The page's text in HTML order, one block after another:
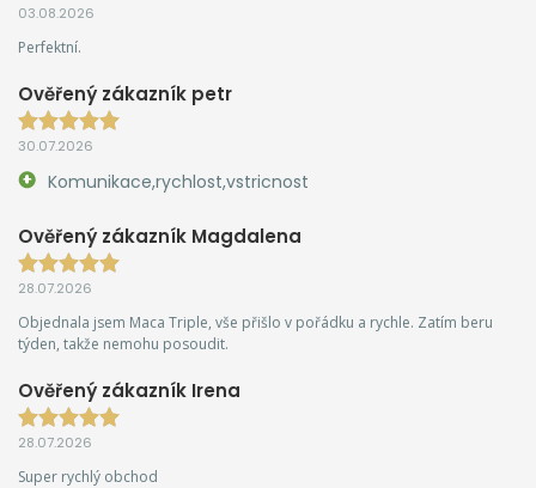
03.08.2026
Perfektní.
Ověřený zákazník petr
30.07.2026
Komunikace,rychlost,vstricnost
Ověřený zákazník Magdalena
28.07.2026
Objednala jsem Maca Triple, vše přišlo v pořádku a rychle. Zatím beru
týden, takže nemohu posoudit.
Ověřený zákazník Irena
28.07.2026
Super rychlý obchod